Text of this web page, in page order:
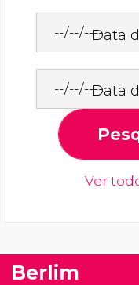
Data
Data
Ver
Berlim